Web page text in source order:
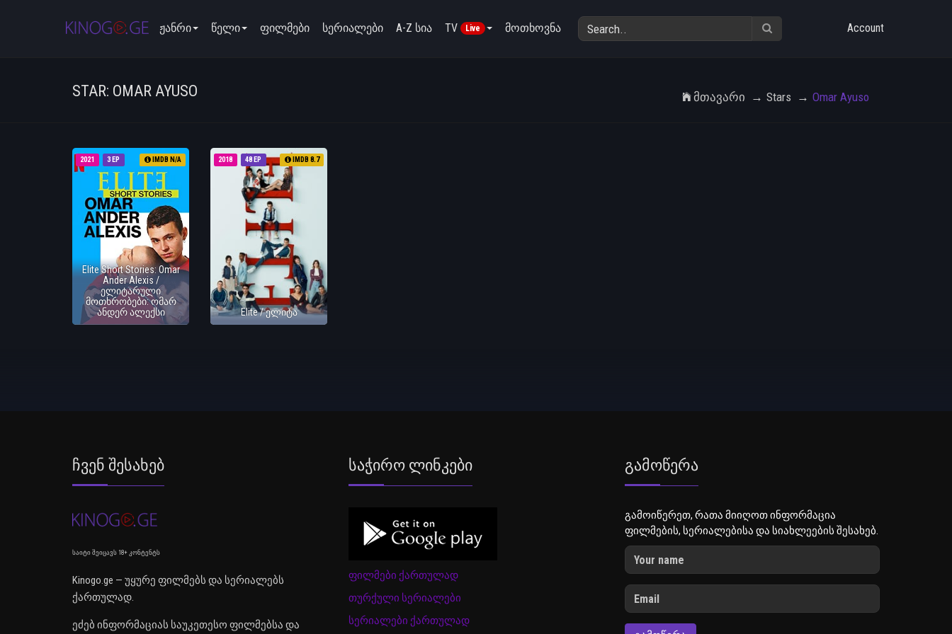
ჟანრი წელი ფილმები სერიალები A-Z სია TV Live მოთხოვნა Account
STAR: OMAR AYUSO Მთავარი Stars Omar Ayuso
3 EP
2021 IMDB N/A
Elite Short Stories: Omar
Ander Alexis /
ელიტარული
მოთხრობები: ომარ
ანდერ ალექსი
48 EP
2018 IMDB 8.7
Elite / ელიტა
Ჩვენ Შესახებ
საიტი შეიცავს 18+ კონტენტს
Kinogo.ge — უყურე ფილმებს და სერიალებს
ქართულად.
ეძებ ინფორმაციას საუკეთესო ფილმებსა და
Საჭირო Ლინკები
ფილმები ქართულად
თურქული სერიალები
სერიალები ქართულად
Გამოწერა
გამოიწერეთ, რათა მიიღოთ ინფორმაცია
ფილმების, სერიალებისა და სიახლეების შესახებ.